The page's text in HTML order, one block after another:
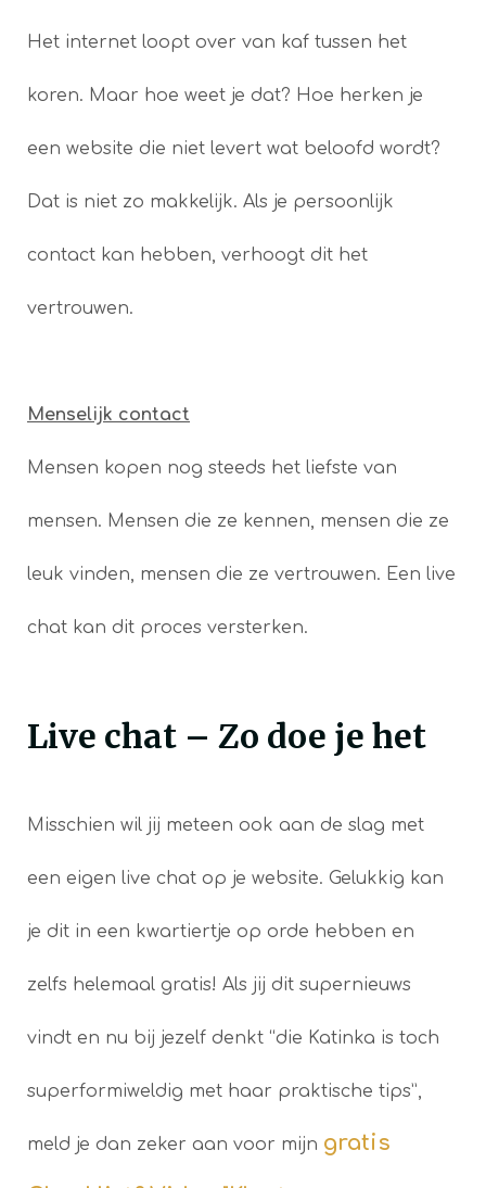
Het internet loopt over van kaf tussen het
koren. Maar hoe weet je dat? Hoe herken je
een website die niet levert wat beloofd wordt?
Dat is niet zo makkelijk. Als je persoonlijk
contact kan hebben, verhoogt dit het
vertrouwen.
Menselijk contact
Mensen kopen nog steeds het liefste van
mensen. Mensen die ze kennen, mensen die ze
leuk vinden, mensen die ze vertrouwen. Een live
chat kan dit proces versterken.
Live chat – Zo doe je het
Misschien wil jij meteen ook aan de slag met
een eigen live chat op je website. Gelukkig kan
je dit in een kwartiertje op orde hebben en
zelfs helemaal gratis! Als jij dit supernieuws
vindt en nu bij jezelf denkt “die Katinka is toch
superformiweldig met haar praktische tips”,
meld je dan zeker aan voor mijn gratis